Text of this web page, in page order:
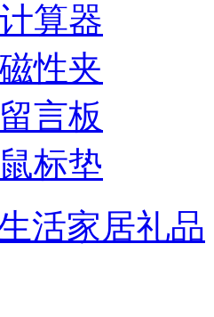
算器
性夹
言板
标垫
活家居礼品